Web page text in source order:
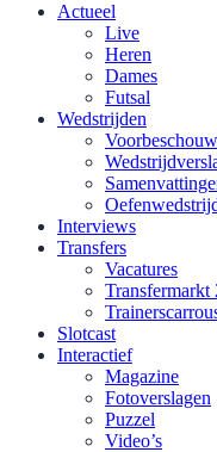
Actueel
Live
Heren
Dames
Futsal
Wedstrijden
Interviews
Transfers
Vacatures
Transfermarkt
Slotcast
Interactief
Magazine
Fotoverslagen
Puzzel
Video’s